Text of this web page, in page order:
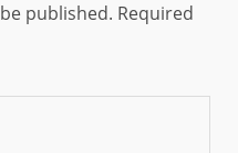
published. Required